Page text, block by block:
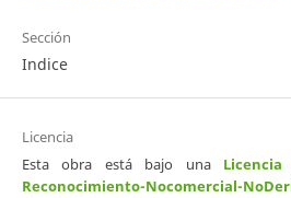
Sección
Indice
Licencia
Esta obra está bajo una
Reconocimiento-Nocomercial-